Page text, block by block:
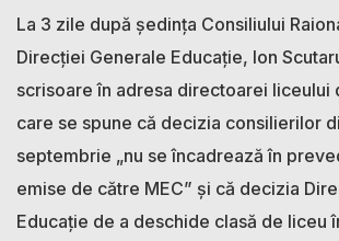
La 3 zile după ședința Consiliului
Direcției Generale Educație, Ion
scrisoare în adresa directoarei liceului
care se spune că decizia consilierilor
septembrie „nu se încadrează în
emise de către MEC” și că decizia
Educație de a deschide clasă de liceu